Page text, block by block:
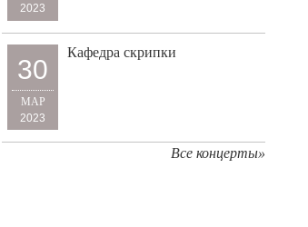
2023
30
МАР
2023
Кафедра скрипки
Все концерты»